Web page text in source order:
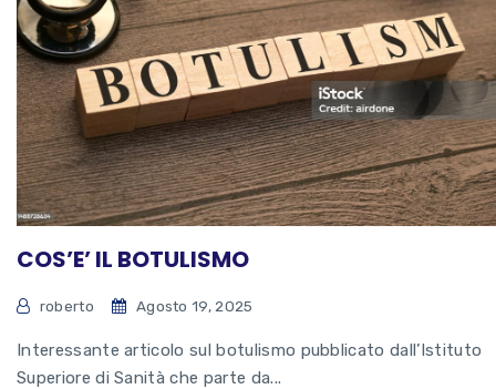
COS’E’ IL BOTULISMO
roberto Agosto 19, 2025
Interessante articolo sul botulismo pubblicato dall’Istituto
Superiore di Sanità che parte da...